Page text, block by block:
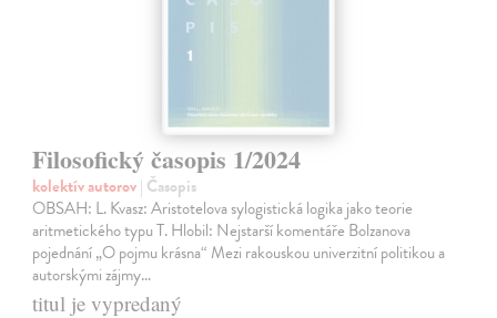
Filosofický časopis 1/2024
kolektív autorov| Časopis
OBSAH: L. Kvasz: Aristotelova sylogistická logika jako teorie
aritmetického typu T. Hlobil: Nejstarší komentáře Bolzanova
pojednání „O pojmu krásna“ Mezi rakouskou univerzitní politikou a
autorskými zájmy…
titul je vypredaný